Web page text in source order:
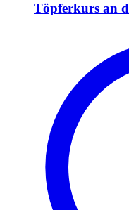
Töpferkurs an